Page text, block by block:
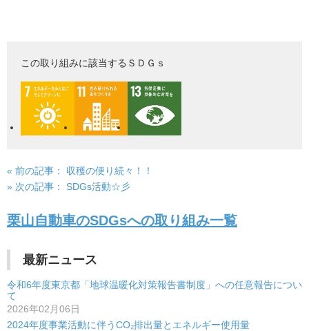
この取り組みに該当するＳＤＧｓ
投
ナ
ビ
ゲ
ー
シ
« 前の記事：
収穫の便り続々！！
» 次の記事：
SDGs活動☆彡
栗山自動車のSDGsへの取り組み一覧
最新ニュース
令和6年度東京都「地球温暖化対策報告書制度」への任意報告につい
て
2026年02月06日
2024年度事業活動に伴うCO₂排出量とエネルギー使用量